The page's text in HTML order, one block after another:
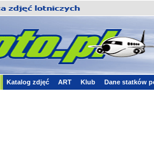
Katalog zdjęć ART Klub Dane statków